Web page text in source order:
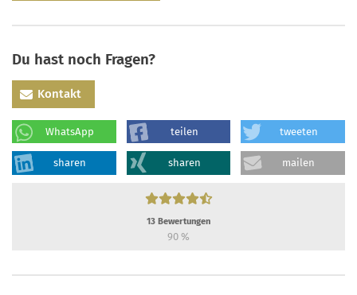
Du hast noch Fragen?
Kontakt
WhatsApp teilen tweeten
sharen sharen mailen
13 Bewertungen
90 %